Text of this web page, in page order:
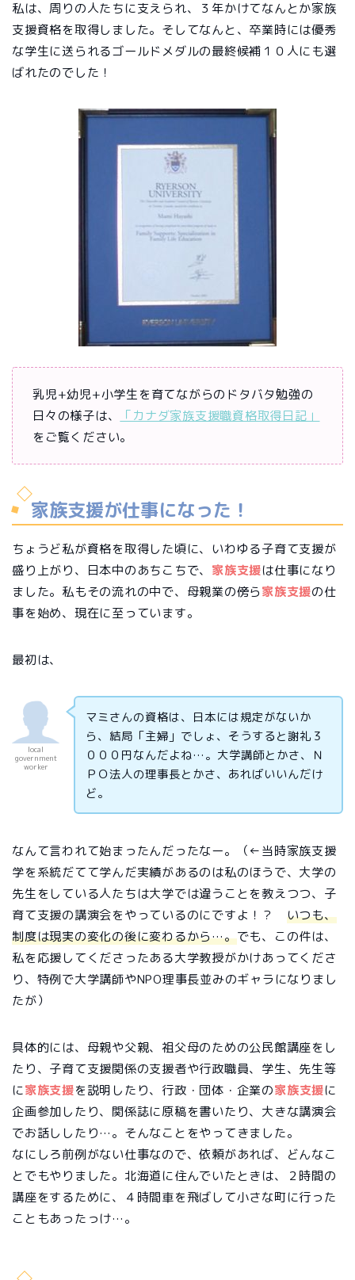
私は、周りの人たちに支えられ、３年かけてなんとか家族
支援資格を取得しました。そしてなんと、卒業時には優秀
な学生に送られるゴールドメダルの最終候補１０人にも選
ばれたのでした！
乳児+幼児+小学生を育てながらのドタバタ勉強の
日々の様子は、
「カナダ家族支援職資格取得日記」
をご覧ください。
家族支援が仕事になった！
ちょうど私が資格を取得した頃に、いわゆる子育て支援が
盛り上がり、日本中のあちこちで、 家族支援は仕事になり
ました。私もその流れの中で、母親業の傍ら家族支援の仕
事を始め、現在に至っています。
最初は、
local
government
worker
マミさんの資格は、日本には規定がないか
ら、結局「主婦」でしょ、そうすると謝礼３
０００円なんだよね…。大学講師とかさ、Ｎ
ＰＯ法人の理事長とかさ、あればいいんだけ
ど。
なんて言われて始まったんだったなー。（←当時家族支援
学を系統だてて学んだ実績があるのは私のほうで、大学の
先生をしている人たちは大学では違うことを教えつつ、子
育て支援の講演会をやっているのにですよ！？ いつも、
制度は現実の変化の後に変わるから…。でも、この件は、
私を応援してくださったある大学教授がかけあってくださ
り、特例で大学講師やNPO理事長並みのギャラになりまし
たが）
具体的には、母親や父親、祖父母のための公民館講座をし
たり、子育て支援関係の支援者や行政職員、学生、先生等
に家族支援を説明したり、行政・団体・企業の家族支援に
企画参加したり、関係誌に原稿を書いたり、大きな講演会
でお話ししたり…。そんなことをやってきました。
なにしろ前例がない仕事なので、依頼があれば、どんなこ
とでもやりました。北海道に住んでいたときは、２時間の
講座をするために、４時間車を飛ばして小さな町に行った
こともあったっけ…。